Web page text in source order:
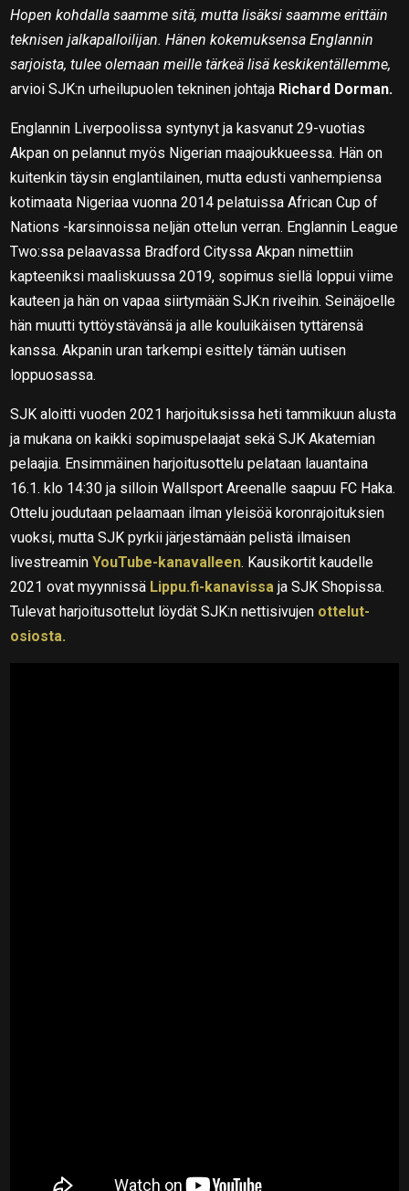
Hopen kohdalla saamme sitä, mutta lisäksi saamme erittäin
teknisen jalkapalloilijan. Hänen kokemuksensa Englannin
sarjoista, tulee olemaan meille tärkeä lisä keskikentällemme,
arvioi SJK:n urheilupuolen tekninen johtaja Richard Dorman.
Englannin Liverpoolissa syntynyt ja kasvanut 29-vuotias
Akpan on pelannut myös Nigerian maajoukkueessa. Hän on
kuitenkin täysin englantilainen, mutta edusti vanhempiensa
kotimaata Nigeriaa vuonna 2014 pelatuissa African Cup of
Nations -karsinnoissa neljän ottelun verran. Englannin League
Two:ssa pelaavassa Bradford Cityssa Akpan nimettiin
kapteeniksi maaliskuussa 2019, sopimus siellä loppui viime
kauteen ja hän on vapaa siirtymään SJK:n riveihin. Seinäjoelle
hän muutti tyttöystävänsä ja alle kouluikäisen tyttärensä
kanssa. Akpanin uran tarkempi esittely tämän uutisen
loppuosassa.
SJK aloitti vuoden 2021 harjoituksissa heti tammikuun alusta
ja mukana on kaikki sopimuspelaajat sekä SJK Akatemian
pelaajia. Ensimmäinen harjoitusottelu pelataan lauantaina
16.1. klo 14:30 ja silloin Wallsport Areenalle saapuu FC Haka.
Ottelu joudutaan pelaamaan ilman yleisöä koronrajoituksien
vuoksi, mutta SJK pyrkii järjestämään pelistä ilmaisen
livestreaminYouTube-kanavalleen. Kausikortit kaudelle
2021 ovat myynnissä Lippu.fi-kanavissa ja SJK Shopissa.
Tulevat harjoitusottelut löydät SJK:n nettisivujen ottelut-
osiosta.